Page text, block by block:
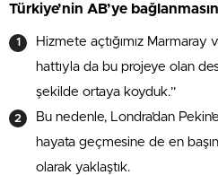
Türkiye’nin AB’ye
Hizmete açtığımız
hattıyla da bu projeye olan
şekilde ortaya koyduk.”
Bu nedenle, Londra’dan
hayata geçmesine de en
olarak yaklaştık.